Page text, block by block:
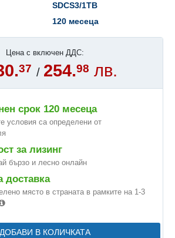
SDCS3/1TB
120 месеца
Цена с включен ДДС:
37 / 254.98 лв.
срок 120 месеца
условия са определени от
за лизинг
бързо и лесно онлайн
доставка
място в страната в рамките на 1-3
ДОБАВИ В КОЛИЧКАТА